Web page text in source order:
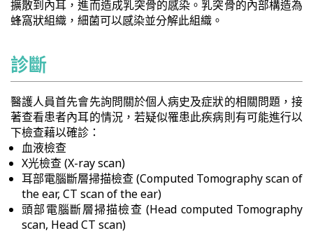
擴散到內耳，進而造成乳突骨的感染。乳突骨的內部構造為
蜂窩狀組織，細菌可以感染並分解此組織。
診斷
醫護人員首先會先詢問關於個人病史及症狀的相關問題，接
著查看患者內耳的情況，若疑似罹患此疾病則有可能進行以
下檢查藉以確診：
血液檢查
X光檢查 (X-ray scan)
耳部電腦斷層掃描檢查 (Computed Tomography scan of
the ear, CT scan of the ear)
頭部電腦斷層掃描檢查 (Head computed Tomography
scan, Head CT scan)